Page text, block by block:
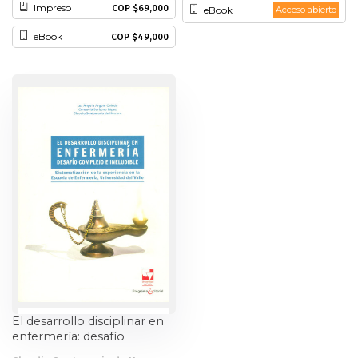
Historia
Literatura
Matemáticas
Medicina
Medioambiente
Música
Narcotráfico
Impreso COP $69,000
eBook COP $49,000
del Valle del Cauca
eBook Acceso abierto
El desarrollo disciplinar en
enfermería: desafío